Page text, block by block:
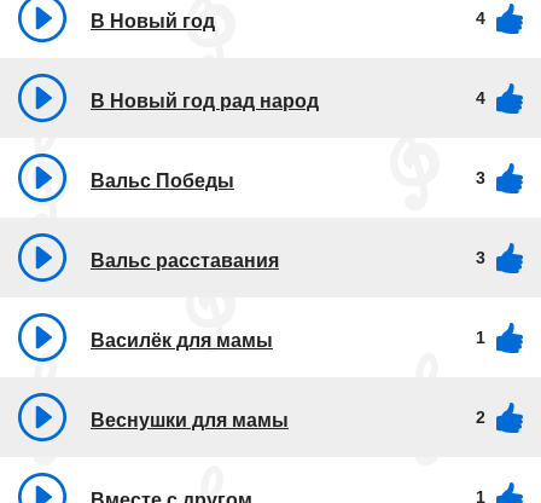
В Новый год 4
В Новый год рад народ 4
Вальс Победы 3
Вальс расставания 3
Василёк для мамы 1
Веснушки для мамы 2
1